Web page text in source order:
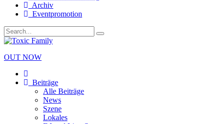
Archiv
Eventpromotion
OUT NOW
Beiträge
Alle Beiträge
News
Szene
Lokales